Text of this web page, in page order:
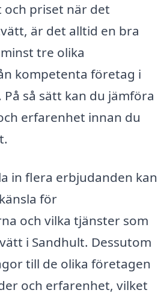
priset när det
är det alltid en bra
tre olika
kompetenta företag i
så sätt kan du jämföra
erfarenhet innan du
in flera erbjudanden kan
för
och vilka tjänster som
i Sandhult. Dessutom
till de olika företagen
och erfarenhet, vilket